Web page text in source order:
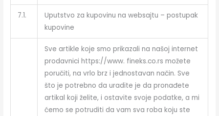
7.1.
Uputstvo za kupovinu na websajtu – postupak
kupovine
Sve artikle koje smo prikazali na našoj internet
prodavnici https://www. fineks.co.rs možete
poručiti, na vrlo brz i jednostavan način. Sve
što je potrebno da uradite je da pronađete
artikal koji želite, i ostavite svoje podatke, a mi
ćemo se potruditi da vam sva roba koju ste